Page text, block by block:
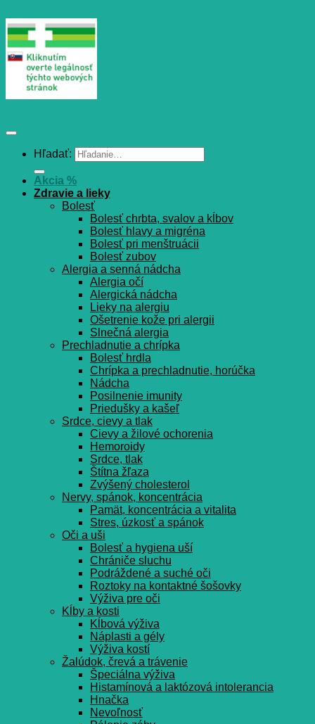
Hľadať:
Akcia %
Zdravie a lieky
Bolesť
Bolesť chrbta, svalov a kĺbov
Bolesť hlavy a migréna
Bolesť pri menštruácii
Bolesť zubov
Alergia a senná nádcha
Alergia očí
Alergická nádcha
Lieky na alergiu
Ošetrenie kože pri alergii
Slnečná alergia
Prechladnutie a chrípka
Bolesť hrdla
Chrípka a prechladnutie, horúčka
Nádcha
Posilnenie imunity
Priedušky a kašeľ
Srdce, cievy a tlak
Cievy a žilové ochorenia
Hemoroidy
Srdce, tlak
Štítna žľaza
Zvýšený cholesterol
Nervy, spánok, koncentrácia
Pamät, koncentrácia a vitalita
Stres, úzkosť a spánok
Oči a uši
Bolesť a hygiena uší
Chrániče sluchu
Podráždené a suché oči
Roztoky na kontaktné šošovky
Výživa pre oči
Kĺby a kosti
Kĺbová výživa
Náplasti a gély
Výživa kostí
Žalúdok, črevá a trávenie
Špeciálna výživa
Histamínová a laktózová intolerancia
Hnačka
Nevoľnosť